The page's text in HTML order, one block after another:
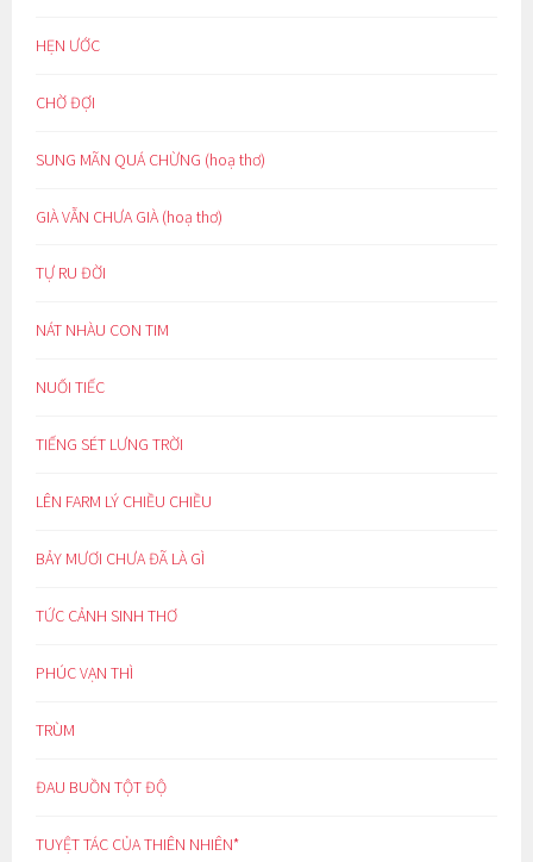
HẸN ƯỚC
CHỜ ĐỢI
SUNG MÃN QUÁ CHỪNG (hoạ thơ)
GIÀ VẪN CHƯA GIÀ (hoạ thơ)
TỰ RU ĐỜI
NÁT NHÀU CON TIM
NUỐI TIẾC
TIẾNG SÉT LƯNG TRỜI
LÊN FARM LÝ CHIỀU CHIỀU
BẢY MƯƠI CHƯA ĐÃ LÀ GÌ
TỨC CẢNH SINH THƠ
PHÚC VẠN THÌ
TRÙM
ĐAU BUỒN TỘT ĐỘ
TUYỆT TÁC CỦA THIÊN NHIÊN*